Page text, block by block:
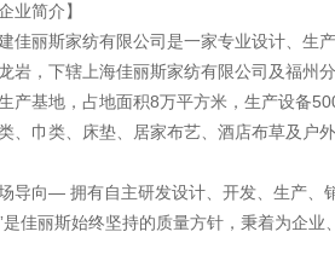
企业简介】
佳丽斯家纺有限公司是一家专业设计、生
岩，下辖上海佳丽斯家纺有限公司及福州
产基地，占地面积8万平方米，生产设备
、巾类、床垫、居家布艺、酒店布草及户外
导向— 拥有自主研发设计、开发、生产、
是佳丽斯始终坚持的质量方针，秉着为企业